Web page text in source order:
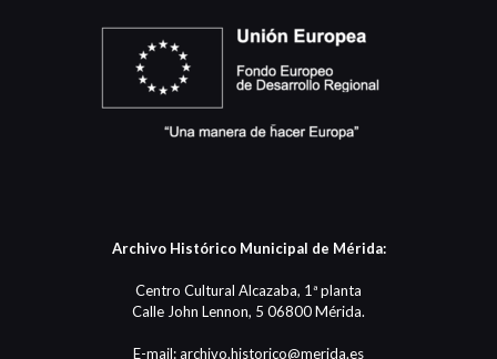
Archivo Histórico Municipal de Mérida:
Centro Cultural Alcazaba, 1ª planta
Calle John Lennon, 5 06800 Mérida.
E-mail: archivo.historico@merida.es